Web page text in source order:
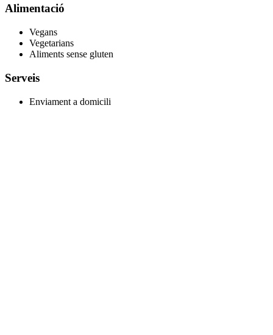
Alimentació
Vegans
Vegetarians
Aliments sense gluten
Serveis
Enviament a domicili